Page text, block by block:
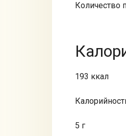
Количество
193 ккал
5 г